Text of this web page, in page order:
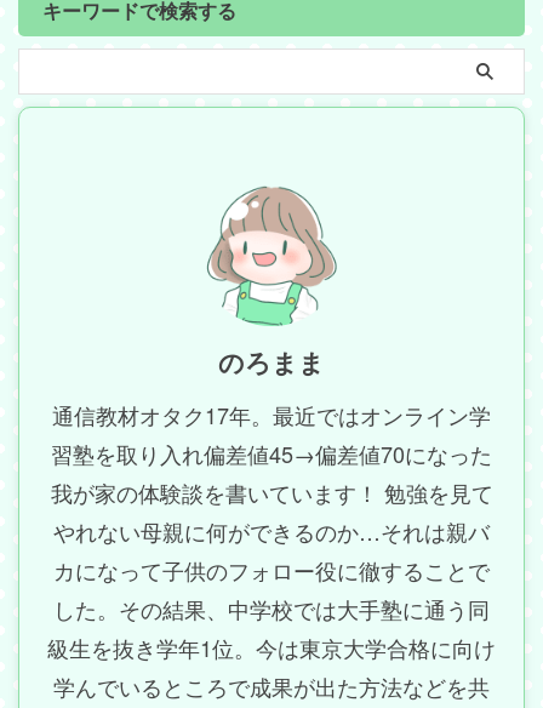
キーワードで検索する
のろまま
通信教材オタク17年。最近ではオンライン学
習塾を取り入れ偏差値45→偏差値70になった
我が家の体験談を書いています！ 勉強を見て
やれない母親に何ができるのか…それは親バ
カになって子供のフォロー役に徹することで
した。その結果、中学校では大手塾に通う同
級生を抜き学年1位。今は東京大学合格に向け
学んでいるところで成果が出た方法などを共